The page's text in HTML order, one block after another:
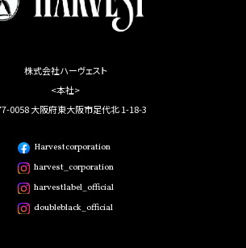
株式会社ハーヴェスト
<本社>
0058 大阪府東大阪市足代北 1-18-3
Harvestcorporation
harvest_corporation
harvestlabel_official
doubleblack_official